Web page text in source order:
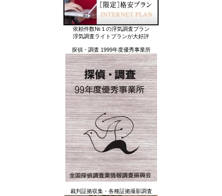
依頼件数№１の浮気調査プラン
浮気調査ライトプランが大好評
探偵・調査 1999年度優秀事業所
裁判証拠収集・各種証拠撮影調査